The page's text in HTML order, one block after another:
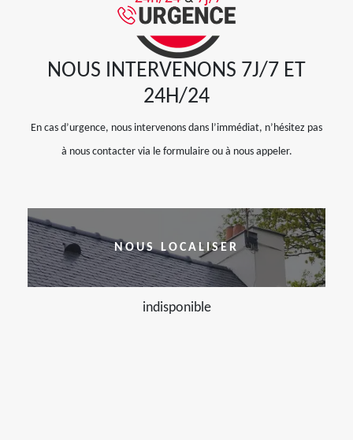
NOUS INTERVENONS 7J/7 ET
24H/24
En cas d’urgence, nous intervenons dans l’immédiat, n’hésitez pas
à nous contacter via le formulaire ou à nous appeler.
NOUS LOCALISER
indisponible